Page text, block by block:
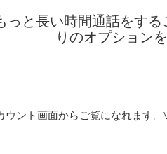
っと長い時間通話をす
りのオプション
ント画面からご覧になれます